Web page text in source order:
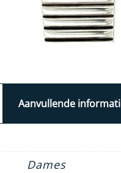
Aanvullende
Dames